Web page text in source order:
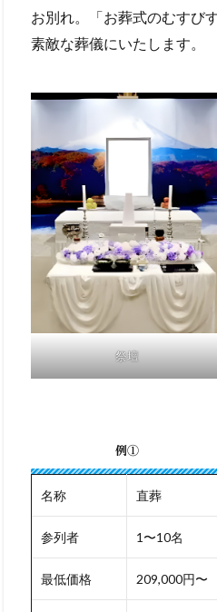
お別れ。「お葬式のむすび
素敵な葬儀にいたします。
祭壇
例①
名称 直葬
参列者 1〜10名
最低価格 209,000円〜